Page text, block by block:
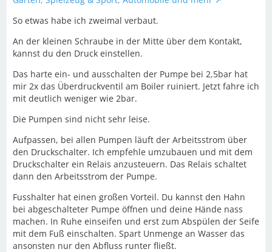
So etwas habe ich zweimal verbaut.
An der kleinen Schraube in der Mitte über dem Kontakt,
kannst du den Druck einstellen.
Das harte ein- und ausschalten der Pumpe bei 2,5bar hat
mir 2x das Überdruckventil am Boiler ruiniert. Jetzt fahre ich
mit deutlich weniger wie 2bar.
Die Pumpen sind nicht sehr leise.
Aufpassen, bei allen Pumpen läuft der Arbeitsstrom über
den Druckschalter. Ich empfehle umzubauen und mit dem
Druckschalter ein Relais anzusteuern. Das Relais schaltet
dann den Arbeitsstrom der Pumpe.
Fusshalter hat einen großen Vorteil. Du kannst den Hahn
bei abgeschalteter Pumpe öffnen und deine Hände nass
machen. In Ruhe einseifen und erst zum Abspülen der Seife
mit dem Fuß einschalten. Spart Unmenge an Wasser das
ansonsten nur den Abfluss runter fließt.